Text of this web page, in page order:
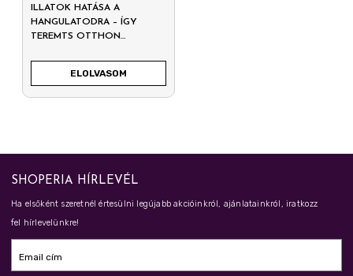
ILLATOK HATÁSA A
HANGULATODRA – ÍGY
TEREMTS OTTHON
ELOLVASOM
SHOPERIA HÍRLEVÉL
Ha elsőként szeretnél értesülni legújabb akcióinkról, ajánlatainkról, iratkozz
fel hírlevelünkre!
Email cím